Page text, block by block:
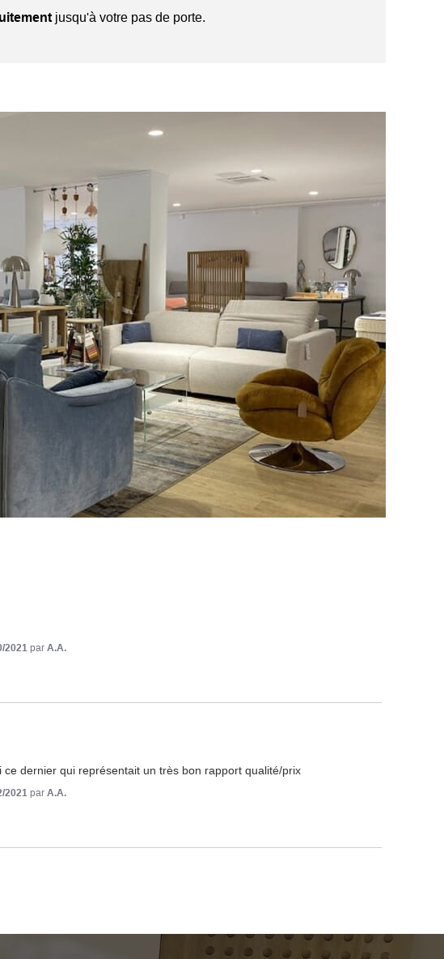
jusqu'à votre pas de porte.
2021 par A.A.
dernier qui représentait un très bon rapport qualité/prix
2021 par A.A.